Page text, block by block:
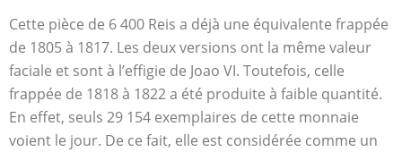
Cette pièce de 6 400 Reis a déjà une équivalente frappée
de 1805 à 1817. Les deux versions ont la même valeur
faciale et sont à l’effigie de Joao VI. Toutefois, celle
frappée de 1818 à 1822 a été produite à faible quantité.
En effet, seuls 29 154 exemplaires de cette monnaie
voient le jour. De ce fait, elle est considérée comme un